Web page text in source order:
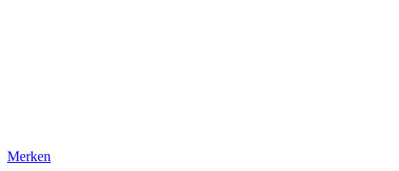
Merken